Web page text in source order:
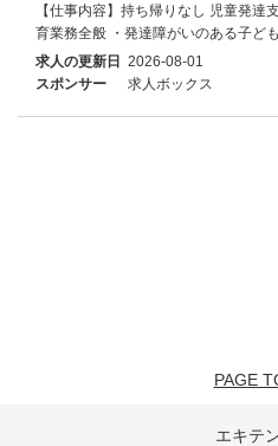
【仕事内容】持ち帰りなし 児童発
育業務全般 ・発達障がいのある子ど
求人の更新日 2026-08-01
スポンサー
求人ボックス
PAGE
エキテ